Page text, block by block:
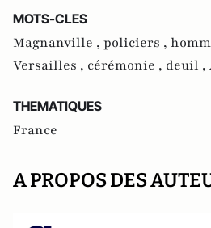
MOTS-CLES
Magnanville , policiers ,
Versailles , cérémonie , deuil ,
THEMATIQUES
France
A PROPOS DES